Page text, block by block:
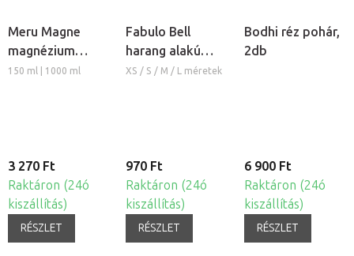
Meru Magne
magnézium
masszázs krém
150 ml | 1000 ml
3 270 Ft
Raktáron (24ó
kiszállítás)
RÉSZLET
Fabulo Bell
harang alakú
szilikon köpöly
XS / S / M / L méretek
970 Ft
Raktáron (24ó
kiszállítás)
RÉSZLET
Bodhi réz pohár,
2db
6 900 Ft
Raktáron (24ó
kiszállítás)
RÉSZLET